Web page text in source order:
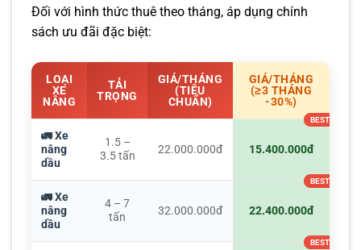
Đối với hình thức thuê theo tháng, áp dụng chính
sách ưu đãi đặc biệt:
LOẠI
XE
NÂNG
TẢI
TRỌNG
GIÁ/THÁNG
(TIÊU
CHUẨN)
GIÁ/THÁNG
(≥3 THÁNG
-30%)
🚛 Xe
nâng
dầu
1.5 –
3.5 tấn
22.000.000đ 15.400.000đ
🚛 Xe
nâng
dầu
4 – 7
tấn
32.000.000đ 22.400.000đ